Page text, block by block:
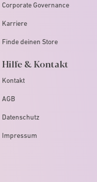
Corporate Governance
Karriere
Finde deinen Store
Hilfe & Kontakt
Kontakt
AGB
Datenschutz
Impressum